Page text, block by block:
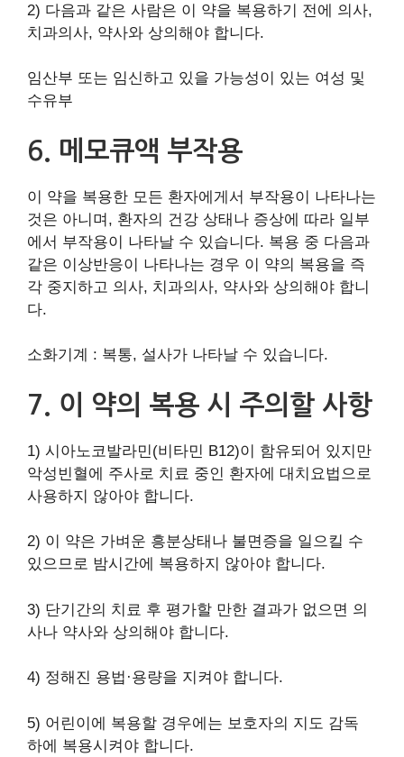
2) 다음과 같은 사람은 이 약을 복용하기 전에 의사,
치과의사, 약사와 상의해야 합니다.
임산부 또는 임신하고 있을 가능성이 있는 여성 및
수유부
6. 메모큐액 부작용
이 약을 복용한 모든 환자에게서 부작용이 나타나는
것은 아니며, 환자의 건강 상태나 증상에 따라 일부
에서 부작용이 나타날 수 있습니다. 복용 중 다음과
같은 이상반응이 나타나는 경우 이 약의 복용을 즉
각 중지하고 의사, 치과의사, 약사와 상의해야 합니
다.
소화기계 : 복통, 설사가 나타날 수 있습니다.
7. 이 약의 복용 시 주의할 사항
1) 시아노코발라민(비타민 B12)이 함유되어 있지만
악성빈혈에 주사로 치료 중인 환자에 대치요법으로
사용하지 않아야 합니다.
2) 이 약은 가벼운 흥분상태나 불면증을 일으킬 수
있으므로 밤시간에 복용하지 않아야 합니다.
3) 단기간의 치료 후 평가할 만한 결과가 없으면 의
사나 약사와 상의해야 합니다.
4) 정해진 용법·용량을 지켜야 합니다.
5) 어린이에 복용할 경우에는 보호자의 지도 감독
하에 복용시켜야 합니다.